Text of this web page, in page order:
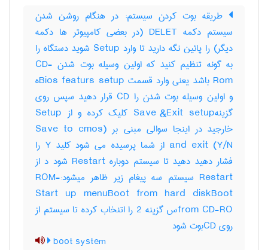
طریقه بوت کردن سیستم: در هنگام روشن شدن
سیستم دکمه DELET (در بعضی کامپیوتر ها دکمه
دیگر) را پائین نگه دارید تا وارد Setup شوید دستگاه را
به گونه تنظیم کنید که اولین وسیله بوت شدن CD-
Rom باشد یعنی وارد قسمت Bios featurs setupه
و اولین وسیله بوت شدن را CD قرار دهید سپس روی
گزینهSave &Exit setup کلیک کرده و از Setup
خارجید در اینجا سوالی مبنی بر (Save to cmos
and exit (Y/N از شما پرسیده می شود کلید Y را
فشار دهید دهید تا سیستم دوباره Restart شود د از
Restart سیستم سه پیغام زیر ظاهر میشود:-ROM
Start up menuBoot from hard diskBoot
from CD-ROس گزینه 2 را اتنخاب کرده تا سیستم از
روی CDبوت شود
boot system